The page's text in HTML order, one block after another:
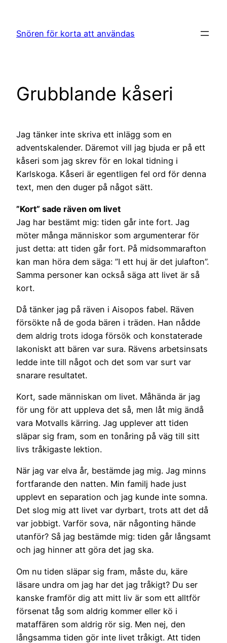
innehåll
Snören för korta att användas
Grubblande kåseri
Jag tänker inte skriva ett inlägg som en
adventskalender. Däremot vill jag bjuda er på ett
kåseri som jag skrev för en lokal tidning i
Karlskoga. Kåseri är egentligen fel ord för denna
text, men den duger på något sätt.
”Kort” sade räven om livet
Jag har bestämt mig: tiden går inte fort. Jag
möter många människor som argumenterar för
just detta: att tiden går fort. På midsommarafton
kan man höra dem säga: ”I ett huj är det julafton”.
Samma personer kan också säga att livet är så
kort.
Då tänker jag på räven i Aisopos fabel. Räven
försökte nå de goda bären i träden. Han nådde
dem aldrig trots idoga försök och konstaterade
lakoniskt att bären var sura. Rävens arbetsinsats
ledde inte till något och det som var surt var
snarare resultatet.
Kort, sade människan om livet. Måhända är jag
för ung för att uppleva det så, men låt mig ändå
vara Motvalls kärring. Jag upplever att tiden
släpar sig fram, som en tonåring på väg till sitt
livs tråkigaste lektion.
När jag var elva år, bestämde jag mig. Jag minns
fortfarande den natten. Min familj hade just
upplevt en separation och jag kunde inte somna.
Det slog mig att livet var dyrbart, trots att det då
var jobbigt. Varför sova, när någonting hände
utanför? Så jag bestämde mig: tiden går långsamt
och jag hinner att göra det jag ska.
Om nu tiden släpar sig fram, måste du, käre
läsare undra om jag har det jag tråkigt? Du ser
kanske framför dig att mitt liv är som ett alltför
försenat tåg som aldrig kommer eller kö i
mataffären som aldrig rör sig. Men nej, den
långsamma tiden gör inte livet tråkigt. Att tiden